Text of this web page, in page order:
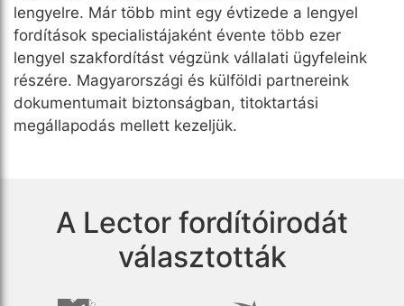
lengyelre. Már több mint egy évtizede a lengyel
fordítások specialistájaként évente több ezer
lengyel szakfordítást végzünk vállalati ügyfeleink
részére. Magyarországi és külföldi partnereink
dokumentumait biztonságban, titoktartási
megállapodás mellett kezeljük.
A Lector fordítóirodát
választották